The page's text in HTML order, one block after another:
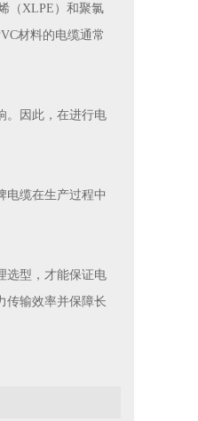
（XLPE）和聚氯
材料的电缆通常
。因此，在进行电
电缆在生产过程中
选型，才能保证电
传输效率并保障长